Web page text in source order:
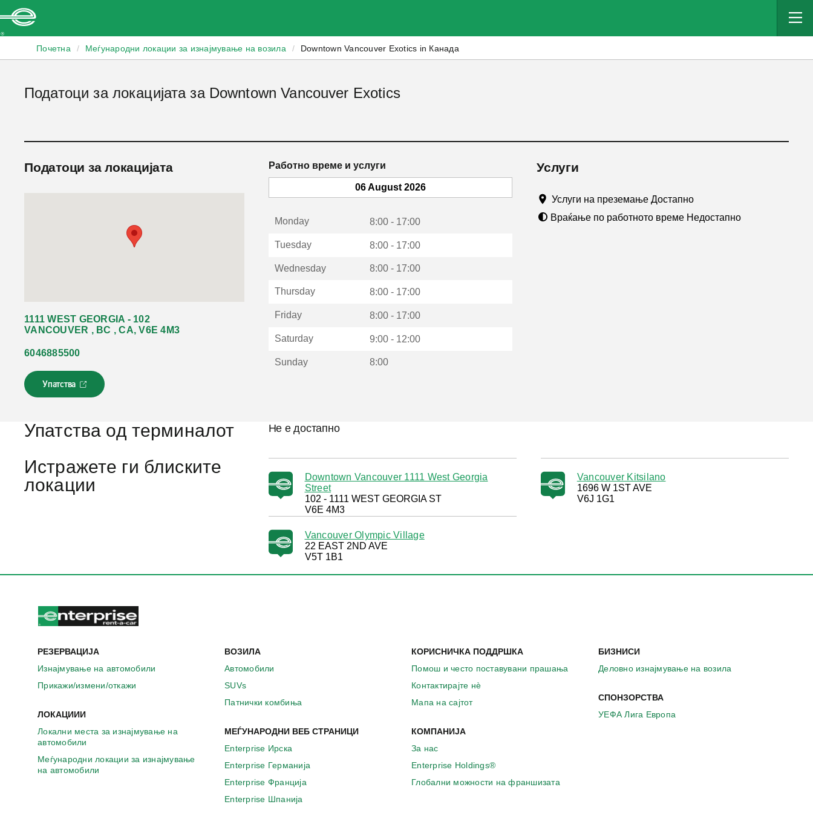
Почетна / Меѓународни локации за изнајмување на возила / Downtown Vancouver Exotics in Канада
Податоци за локацијата за Downtown Vancouver Exotics
Податоци за локацијата
1111 WEST GEORGIA - 102
VANCOUVER , BC , CA, V6E 4M3
6046885500
Упатства
Л
и
о
е
о
в
о
п
о
з
р
е
Работно време и услуги
06 August 2026
Monday 8:00 - 17:00
Tuesday 8:00 - 17:00
Wednesday 8:00 - 17:00
Thursday 8:00 - 17:00
Friday 8:00 - 17:00
Saturday 9:00 - 12:00
Sunday 8:00
Услуги
Услуги на преземање Достапно
Враќање по работното време Недостапно
Упатства од терминалот Не е достапно
Истражете ги блиските
локации
Downtown Vancouver 1111 West Georgia
Street
102 - 1111 WEST GEORGIA ST
V6E 4M3
Vancouver Kitsilano
1696 W 1ST AVE
V6J 1G1
Vancouver Olympic Village
22 EAST 2ND AVE
V5T 1B1
РЕЗЕРВАЦИЈА
Изнајмување на автомобили
Прикажи/измени/откажи
ЛОКАЦИИИ
Локални места за изнајмување на
автомобили
Меѓународни локации за изнајмување
на автомобили
ВОЗИЛА
Автомобили
SUVs
Патнички комбиња
МЕЃУНАРОДНИ ВЕБ СТРАНИЦИ
Enterprise Ирска
Enterprise Германија
Enterprise Франција
Enterprise Шпанија
КОРИСНИЧКА ПОДДРШКА
Помош и често поставувани прашања
Контактирајте нѐ
Мапа на сајтот
КОМПАНИЈА
За нас
Enterprise Holdings®
Глобални можности на франшизата
БИЗНИСИ
Деловно изнајмување на возила
СПОНЗОРСТВА
УЕФА Лига Европа